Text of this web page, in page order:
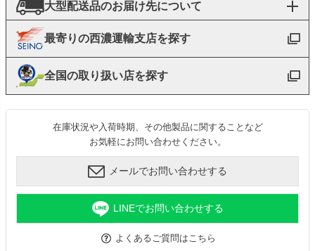
大型配送品のお届け先について
最寄りの西濃運輸支店を探す
全国の取り扱い店を探す
在庫状況や入荷時期、その他製品に関することなど
お気軽にお問い合わせください。
メールでお問い合わせする
LINEでお問い合わせする
よくあるご質問はこちら